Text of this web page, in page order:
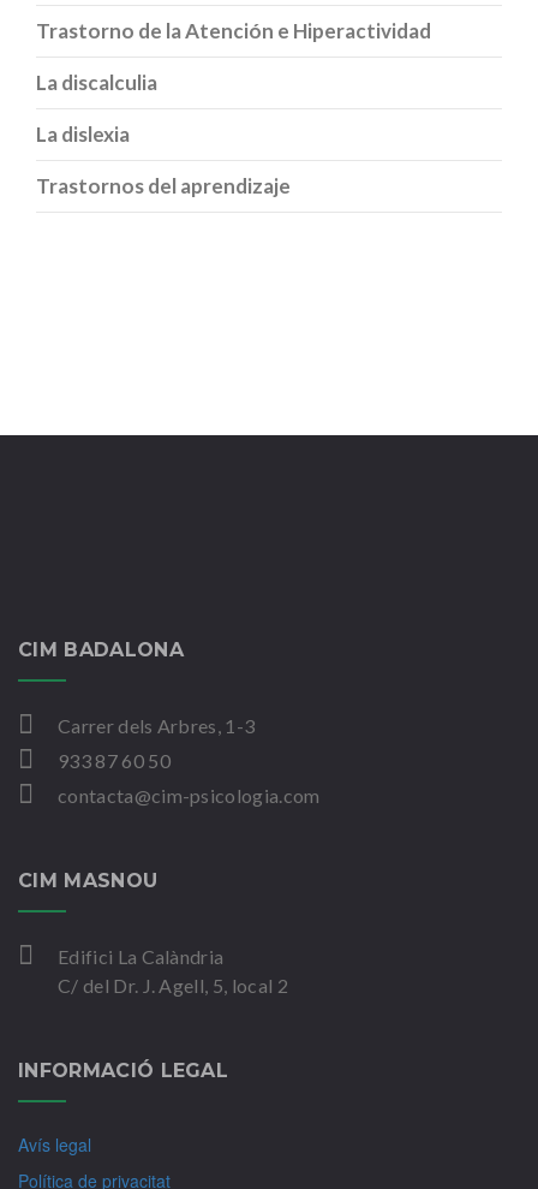
Trastorno de la Atención e Hiperactividad
La discalculia
La dislexia
Trastornos del aprendizaje
CIM BADALONA
Carrer dels Arbres, 1-3
933 87 60 50
contacta@cim-psicologia.com
CIM MASNOU
Edifici La Calàndria
C/ del Dr. J. Agell, 5, local 2
INFORMACIÓ LEGAL
Avís legal
Política de privacitat